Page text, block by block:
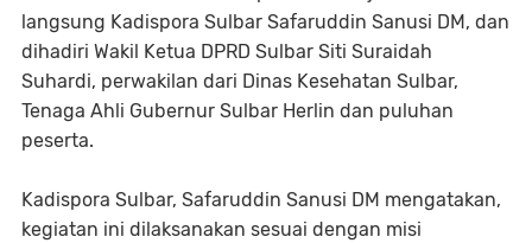
langsung Kadispora Sulbar Safaruddin Sanusi DM, dan
dihadiri Wakil Ketua DPRD Sulbar Siti Suraidah
Suhardi, perwakilan dari Dinas Kesehatan Sulbar,
Tenaga Ahli Gubernur Sulbar Herlin dan puluhan
peserta.
Kadispora Sulbar, Safaruddin Sanusi DM mengatakan,
kegiatan ini dilaksanakan sesuai dengan misi